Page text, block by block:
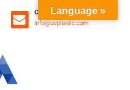
Language »